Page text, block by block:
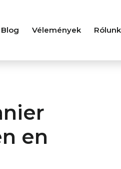
Blog Vélemények Rólunk
en